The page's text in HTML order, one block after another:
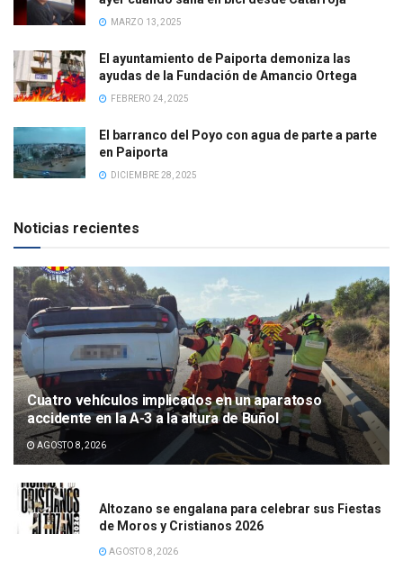
MARZO 13, 2025
El ayuntamiento de Paiporta demoniza las
ayudas de la Fundación de Amancio Ortega
FEBRERO 24, 2025
El barranco del Poyo con agua de parte a parte
en Paiporta
DICIEMBRE 28, 2025
Noticias recientes
Cuatro vehículos implicados en un aparatoso
accidente en la A-3 a la altura de Buñol
AGOSTO 8, 2026
Altozano se engalana para celebrar sus Fiestas
de Moros y Cristianos 2026
AGOSTO 8, 2026